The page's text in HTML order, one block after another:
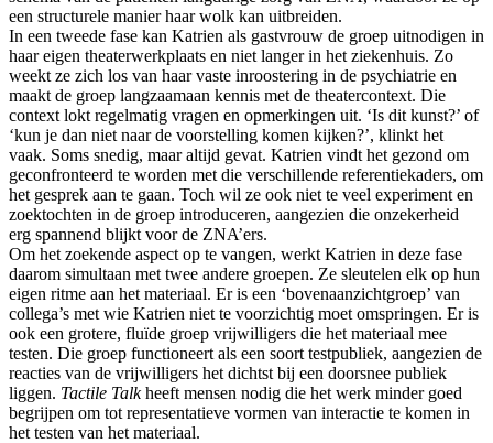
een structurele manier haar wolk kan uitbreiden.
In een tweede fase kan Katrien als gastvrouw de groep uitnodigen in
haar eigen theaterwerkplaats en niet langer in het ziekenhuis. Zo
weekt ze zich los van haar vaste inroostering in de psychiatrie en
maakt de groep langzaamaan kennis met de theatercontext. Die
context lokt regelmatig vragen en opmerkingen uit. ‘Is dit kunst?’ of
‘kun je dan niet naar de voorstelling komen kijken?’, klinkt het
vaak. Soms snedig, maar altijd gevat. Katrien vindt het gezond om
geconfronteerd te worden met die verschillende referentiekaders, om
het gesprek aan te gaan. Toch wil ze ook niet te veel experiment en
zoektochten in de groep introduceren, aangezien die onzekerheid
erg spannend blijkt voor de ZNA’ers.
Om het zoekende aspect op te vangen, werkt Katrien in deze fase
daarom simultaan met twee andere groepen. Ze sleutelen elk op hun
eigen ritme aan het materiaal. Er is een ‘bovenaanzichtgroep’ van
collega’s met wie Katrien niet te voorzichtig moet omspringen. Er is
ook een grotere, fluïde groep vrijwilligers die het materiaal mee
testen. Die groep functioneert als een soort testpubliek, aangezien de
reacties van de vrijwilligers het dichtst bij een doorsnee publiek
liggen. Tactile Talkheeft mensen nodig die het werk minder goed
begrijpen om tot representatieve vormen van interactie te komen in
het testen van het materiaal.